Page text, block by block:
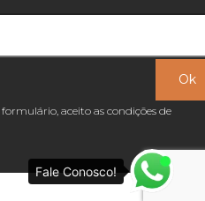
aceito as condições de
Fale Conosco!